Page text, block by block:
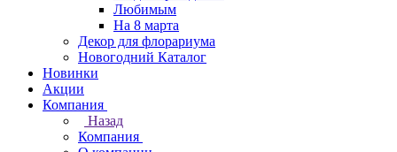
Любимым
На 8 марта
Декор для флорариума
Новогодний Каталог
Новинки
Акции
Компания
Назад
Компания